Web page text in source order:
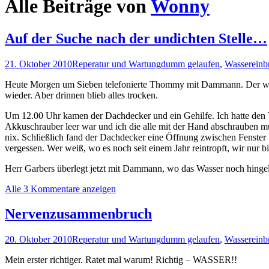
Alle Beiträge vonWonny
Auf der Suche nach der undichten Stelle…
21. Oktober 2010Reperatur und Wartungdumm gelaufen,
Heute Morgen um Sieben telefonierte Thommy mit Dammann. Der
wieder. Aber drinnen blieb alles trocken.
Um 12.00 Uhr kamen der Dachdecker und ein Gehilfe. Ich hatte
Akkuschrauber leer war und ich die alle mit der Hand abschrauben
nix. Schließlich fand der Dachdecker eine Öffnung zwischen
vergessen. Wer weiß, wo es noch seit einem Jahr reintropft, wir nur
Herr Garbers überlegt jetzt mit Dammann, wo das Wasser noch
Alle 3 Kommentare anzeigen
Nervenzusammenbruch
20. Oktober 2010Reperatur und Wartungdumm gelaufen,
Mein erster richtiger. Ratet mal warum! Richtig – WASSER!!